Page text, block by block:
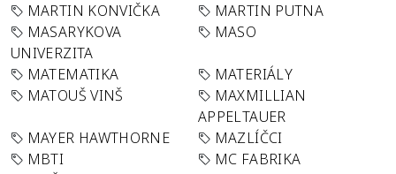
MARTIN KONVIČKA
MARTIN PUTNA
MASARYKOVA
UNIVERZITA
MASO
MATEMATIKA
MATERIÁLY
MATOUŠ VINŠ
MAXMILLIAN
APPELTAUER
MAYER HAWTHORNE
MAZLÍČCI
MBTI
MC FABRIKA